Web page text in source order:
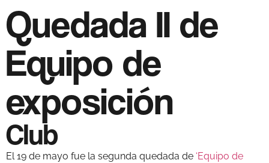
Quedada II de
Equipo de
exposición
Club
El 19 de mayo fue la segunda quedada de ‘Equipo de